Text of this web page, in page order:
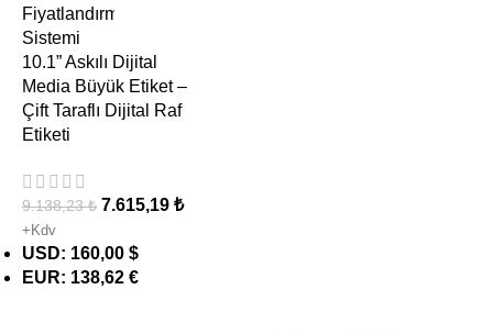
10.1” Askılı Dijital
Media Büyük Etiket –
Çift Taraflı Dijital Raf
Etiketi
9.138,23₺ 7.615,19 ₺
+Kdv
USD: 160,00 $
EUR: 138,62 €